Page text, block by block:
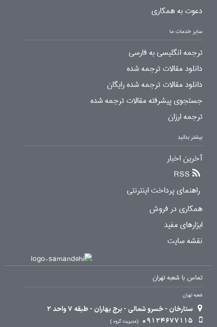
دعوت به همکاری
سایر خدمات ما
ترجمه انگلیسی به فارسی
دانلود مقالات ترجمه شده
دانلود مقالات ترجمه شده رایگان
جستجوی پیشرفته مقالات ترجمه شده
ترجمه ارزان
بیشتر بدانید
آخرین اخبار
RSS
راهنمای پرداخت اینترنتی
همکاری در فروش
ابزارهای مفید
نقشه سایت
تماس با شعبه تهران
شعبه تهران
ستارخان - خسرو شمالی - برج بهاران - طبقه 7 واحد 2
09124677115
مدیریت گروه